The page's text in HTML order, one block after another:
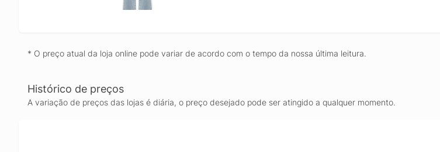
* O preço atual da loja online pode variar de acordo com o tempo da nossa última leitura.
Histórico de preços
A variação de preços das lojas é diária, o preço desejado pode ser atingido a qualquer momento.